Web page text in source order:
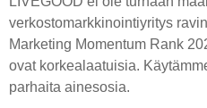
verkostomarkkinointiyritys
Marketing Momentum Rank
ovat korkealaatuisia.
parhaita ainesosia.